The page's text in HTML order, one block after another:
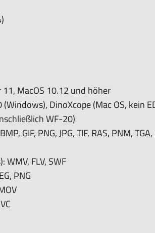
Software-CD,
N3C-C- Geschlossene Kappe, N3C-D-
N3C-L- Lange Kappe, N3C-S-
Garantie
ROHS
MacOS 10.12 und höher
DinoXcope (Mac OS, kein
WF-20)
GIF, PNG, JPG, TIF, RAS, PNM, TGA,
FLV, SWF
PNG